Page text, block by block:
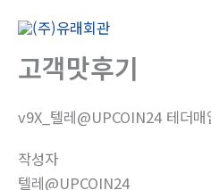
고객맛후기
v9X_텔레@UPCOIN24 테더
작성자
텔레@UPCOIN24